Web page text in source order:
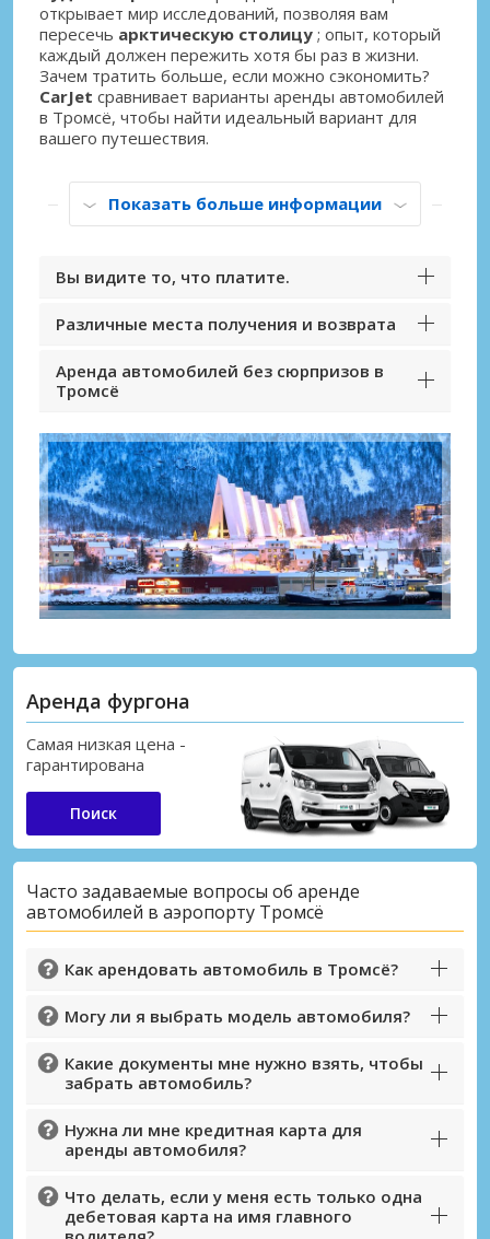
открывает мир исследований, позволяя вам
пересечь арктическую столицу ; опыт, который
каждый должен пережить хотя бы раз в жизни.
Зачем тратить больше, если можно сэкономить?
CarJet сравнивает варианты аренды автомобилей
в Тромсё, чтобы найти идеальный вариант для
вашего путешествия.
Показать больше информации
Вы видите то, что платите.
Различные места получения и возврата
Аренда автомобилей без сюрпризов в
Тромсё
Аренда фургона
Самая низкая цена -
гарантирована
Поиск
Часто задаваемые вопросы об аренде
автомобилей в аэропорту Тромсё
Как арендовать автомобиль в Тромсё?
Могу ли я выбрать модель автомобиля?
Какие документы мне нужно взять, чтобы
забрать автомобиль?
Нужна ли мне кредитная карта для
аренды автомобиля?
Что делать, если у меня есть только одна
дебетовая карта на имя главного